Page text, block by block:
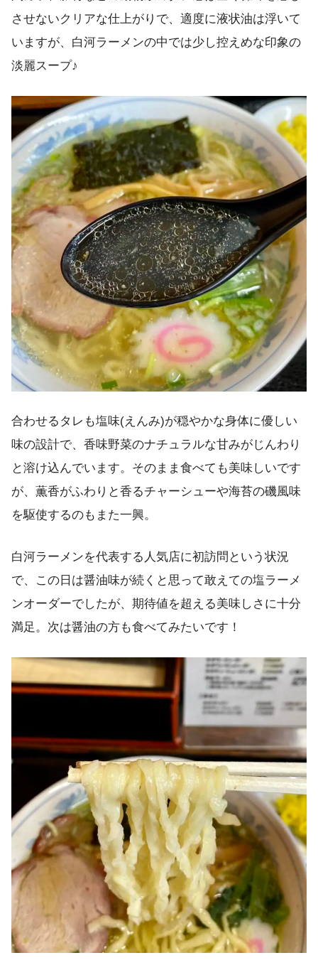
させないクリアな仕上がりで、適度に液状油は浮いて
いますが、白河ラーメンの中では少し控えめな印象の
淡麗スープ♪
合わせるタレも塩味(えんみ)が穏やかな身体に優しい
味の設計で、香味野菜のナチュラルな甘みがじんわり
と溶け込んでいます。そのまま食べても美味しいです
が、薫香がふわりと香るチャーシューや海苔の磯風味
を駆使するのもまた一興。
白河ラーメンを代表する人気店に初訪問という状況
で、この日は醤油味が続くと思って敢えての塩ラーメ
ンオーダーでしたが、期待値を超える美味しさに十分
満足。次は醤油の方も食べてみたいです！